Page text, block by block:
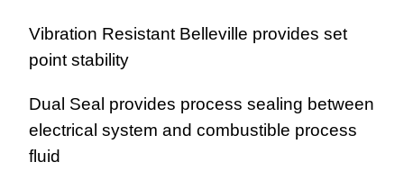
Vibration Resistant Belleville provides set
point stability
Dual Seal provides process sealing between
electrical system and combustible process
fluid